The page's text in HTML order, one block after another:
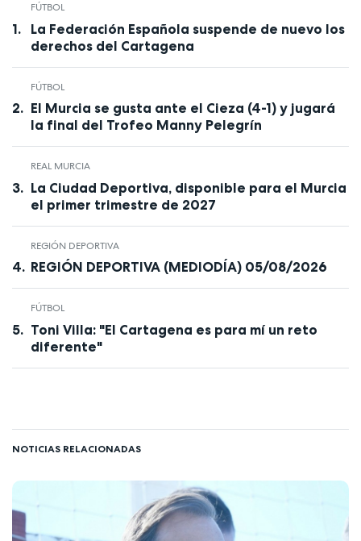
FÚTBOL
La Federación Española suspende de nuevo los
derechos del Cartagena
FÚTBOL
El Murcia se gusta ante el Cieza (4-1) y jugará
la final del Trofeo Manny Pelegrín
REAL MURCIA
La Ciudad Deportiva, disponible para el Murcia
el primer trimestre de 2027
REGIÓN DEPORTIVA
REGIÓN DEPORTIVA (MEDIODÍA) 05/08/2026
FÚTBOL
Toni Villa: "El Cartagena es para mí un reto
diferente"
NOTICIAS RELACIONADAS